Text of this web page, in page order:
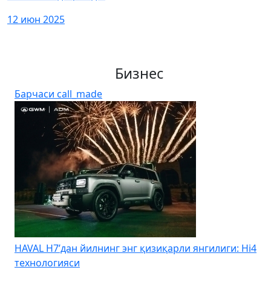
12 июн 2025
Бизнес
Барчаси call_made
HAVAL H7’дан йилнинг энг қизиқарли янгилиги: Hi4
технологияси